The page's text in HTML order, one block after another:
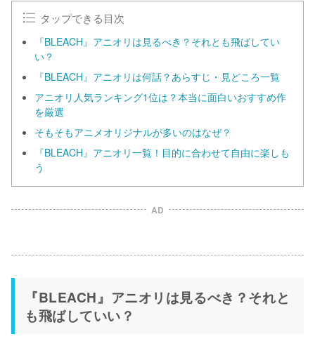
タップできる目次
『BLEACH』アニオリは見るべき？それとも飛ばしてい
い？
『BLEACH』アニオリは何話？あらすじ・見どころ一覧
アニオリ人気ランキング1位は？本当に面白いおすすめ作
を厳選
そもそもアニメオリジナルが多いのはなぜ？
『BLEACH』アニオリ一覧！目的に合わせて自由に楽しも
う
AD
『BLEACH』アニオリは見るべき？それと
も飛ばしていい？